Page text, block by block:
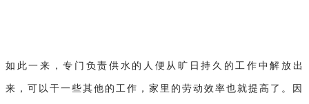
如此一来，专门负责供水的人便从旷日持久的工作中解放出
来，可以干一些其他的工作，家里的劳动效率也就提高了。因